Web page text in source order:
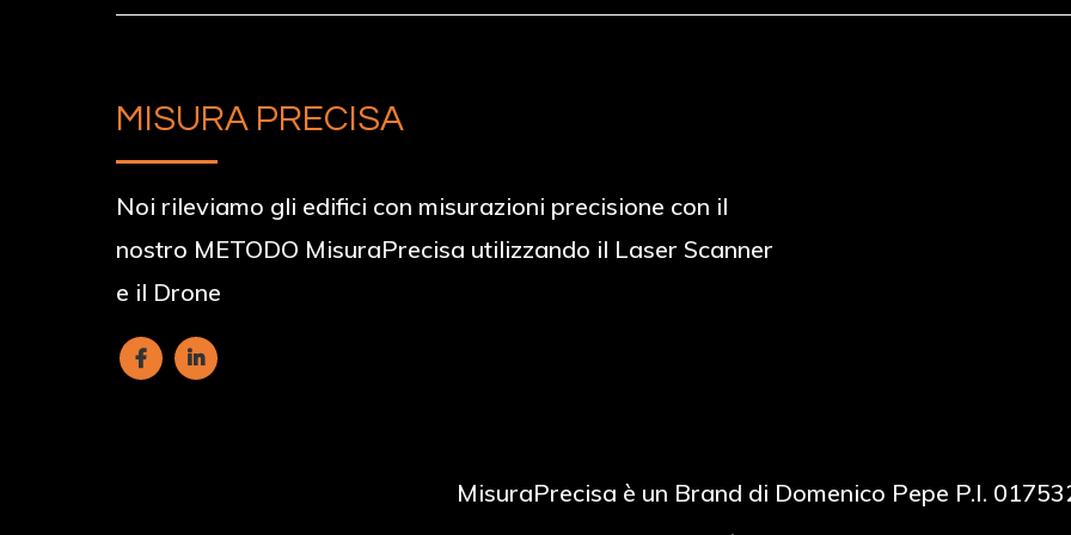
MISURA PRECISA
Noi rileviamo gli edifici con misurazioni precisione con il
nostro METODO MisuraPrecisa utilizzando il Laser Scanner
e il Drone
MisuraPrecisa è un Brand di Domenico Pepe P.I.